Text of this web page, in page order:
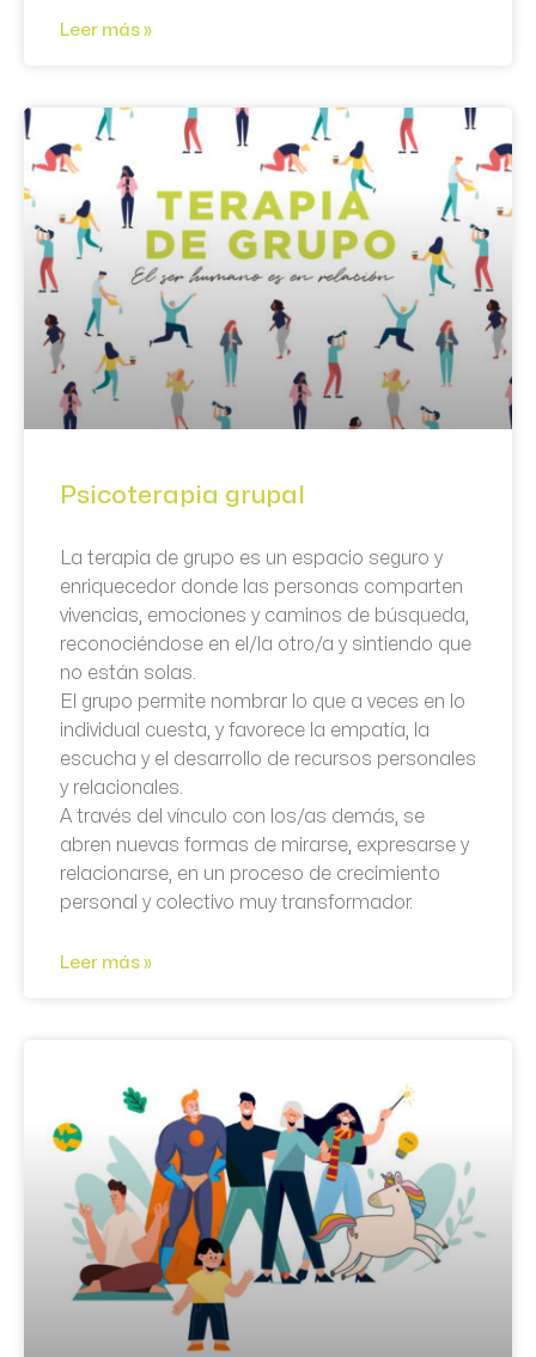
Leer más »
Psicoterapia grupal
La terapia de grupo es un espacio seguro y
enriquecedor donde las personas comparten
vivencias, emociones y caminos de búsqueda,
reconociéndose en el/la otro/a y sintiendo que
no están solas.
El grupo permite nombrar lo que a veces en lo
individual cuesta, y favorece la empatía, la
escucha y el desarrollo de recursos personales
y relacionales.
A través del vínculo con los/as demás, se
abren nuevas formas de mirarse, expresarse y
relacionarse, en un proceso de crecimiento
personal y colectivo muy transformador.
Leer más »